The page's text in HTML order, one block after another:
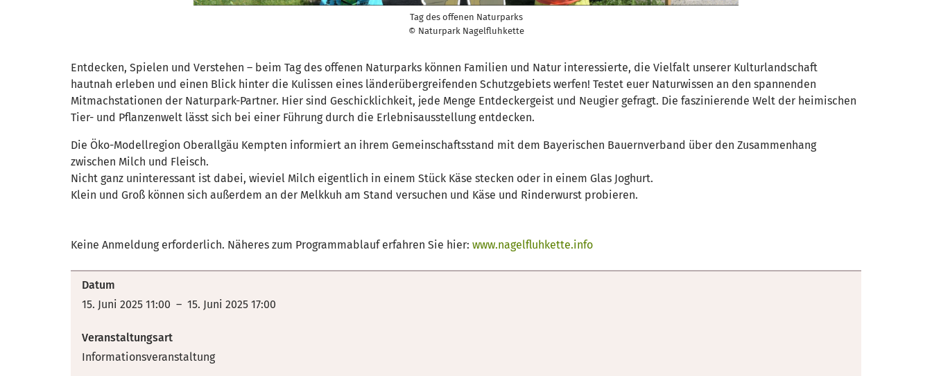
Tag des offenen Naturparks
© Naturpark Nagelfluhkette
Entdecken, Spielen und Verstehen – beim Tag des offenen Naturparks können Familien und Natur interessierte, die Vielfalt unserer Kulturlandschaft
hautnah erleben und einen Blick hinter die Kulissen eines länderübergreifenden Schutzgebiets werfen! Testet euer Naturwissen an den spannenden
Mitmachstationen der Naturpark-Partner. Hier sind Geschicklichkeit, jede Menge Entdeckergeist und Neugier gefragt. Die faszinierende Welt der heimischen
Tier- und Pflanzenwelt lässt sich bei einer Führung durch die Erlebnisausstellung entdecken.
Die Öko-Modellregion Oberallgäu Kempten informiert an ihrem Gemeinschaftsstand mit dem Bayerischen Bauernverband über den Zusammenhang
zwischen Milch und Fleisch.
Nicht ganz uninteressant ist dabei, wieviel Milch eigentlich in einem Stück Käse stecken oder in einem Glas Joghurt.
Klein und Groß können sich außerdem an der Melkkuh am Stand versuchen und Käse und Rinderwurst probieren.
Keine Anmeldung erforderlich. Näheres zum Programmablauf erfahren Sie hier: www.nagelfluhkette.info
Datum
15. Juni 2025 11:00 – 15. Juni 2025 17:00
Veranstaltungsart
Informationsveranstaltung